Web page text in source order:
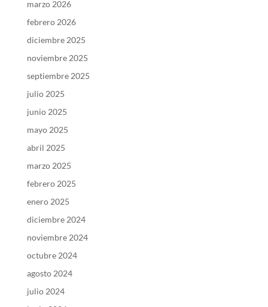
marzo 2026
febrero 2026
diciembre 2025
noviembre 2025
septiembre 2025
julio 2025
junio 2025
mayo 2025
abril 2025
marzo 2025
febrero 2025
enero 2025
diciembre 2024
noviembre 2024
octubre 2024
agosto 2024
julio 2024